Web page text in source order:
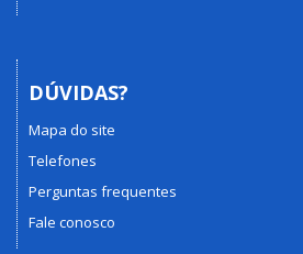
DÚVIDAS?
Mapa do site
Telefones
Perguntas frequentes
Fale conosco